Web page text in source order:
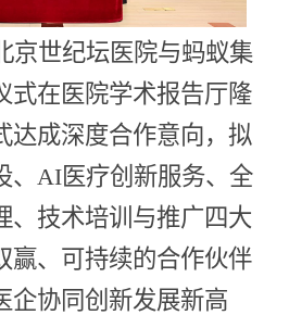
京世纪坛医院与蚂蚁集
式在医院学术报告厅隆
达成深度合作意向，拟
、AI医疗创新服务、全
、技术培训与推广四大
赢、可持续的合作伙伴
企协同创新发展新高